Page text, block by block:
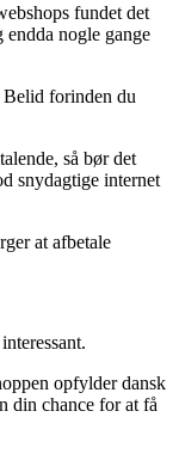
fundet det
nogle gange
forinden du
så bør det
snydagtige internet
at afbetale
opfylder dansk
din chance for at få